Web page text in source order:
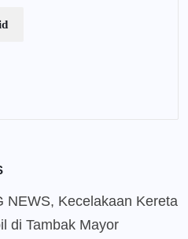
NEWS, Kecelakaan Kereta
di Tambak Mayor